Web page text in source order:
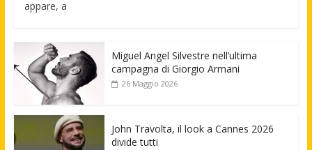
appare, a
Miguel Angel Silvestre nell’ultima
campagna di Giorgio Armani
26 Maggio 2026
John Travolta, il look a Cannes 2026
divide tutti